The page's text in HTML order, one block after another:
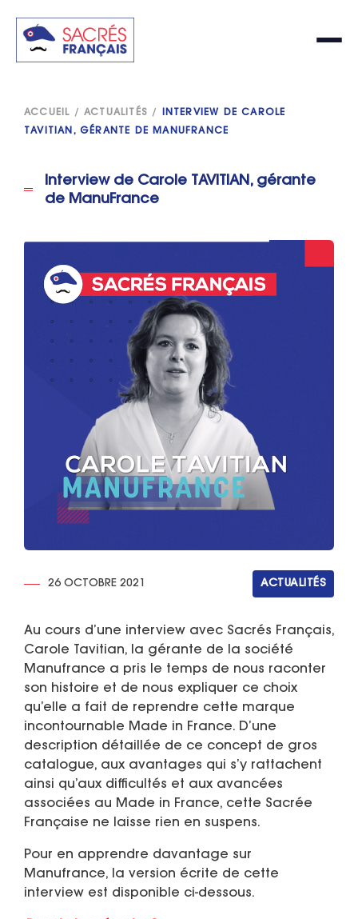
ACCUEIL /ACTUALITÉS / INTERVIEW DE CAROLE
TAVITIAN, GÉRANTE DE MANUFRANCE
Interview de Carole TAVITIAN, gérante
de ManuFrance
26 OCTOBRE 2021 ACTUALITÉS
Au cours d’une interview avec Sacrés Français,
Carole Tavitian, la gérante de la société
Manufrance a pris le temps de nous raconter
son histoire et de nous expliquer ce choix
qu’elle a fait de reprendre cette marque
incontournable Made in France. D’une
description détaillée de ce concept de gros
catalogue, aux avantages qui s’y rattachent
ainsi qu’aux difficultés et aux avancées
associées au Made in France, cette Sacrée
Française ne laisse rien en suspens.
Pour en apprendre davantage sur
Manufrance, la version écrite de cette
interview est disponible ci-dessous.